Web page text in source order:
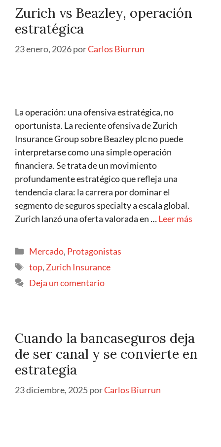
Zurich vs Beazley, operación
estratégica
23 enero, 2026porCarlos Biurrun
La operación: una ofensiva estratégica, no
oportunista. La reciente ofensiva de Zurich
Insurance Group sobre Beazley plc no puede
interpretarse como una simple operación
financiera. Se trata de un movimiento
profundamente estratégico que refleja una
tendencia clara: la carrera por dominar el
segmento de seguros specialty a escala global.
Zurich lanzó una oferta valorada en …Leer más
Mercado, Protagonistas
top, Zurich Insurance
Deja un comentario
Cuando la bancaseguros deja
de ser canal y se convierte en
estrategia
23 diciembre, 2025porCarlos Biurrun